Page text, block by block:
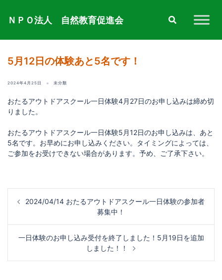
ＮＰＯ法人 自然教育促進会
5月12日の体験あと5名です！
2024年4月25日 未分類
おたるアウトドアスクール一日体験4月27日のお申し込みは締め切
りました。
おたるアウトドアスクール一日体験5月12日のお申し込みは、あと
5名です。お早めにお申し込みください。タイミングによっては、
ご参加をお受けできない場合があります。予め、ご了承下さい。
投
ナ
ゲ
2024/04/14 おたるアウトドアスクール一日体験の参加者
募集中！
一日体験のお申し込み受付を終了しました！5月19日を追加
しました！！